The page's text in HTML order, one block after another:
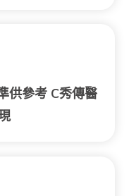
供參考 C秀傳醫